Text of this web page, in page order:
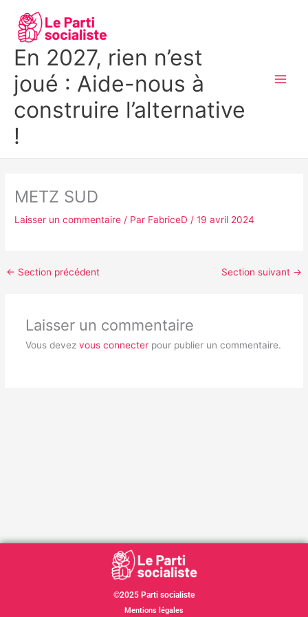
contenu
En 2027, rien n’est
joué : Aide-nous à
construire l’alternative
!
METZ SUD
Laisser un commentaire / Par FabriceD/19 avril 2024
← Section précédent Section suivant →
Laisser un commentaire
Vous devez vous connecterpour publier un commentaire.
©2025 Parti socialiste
Mentions légales